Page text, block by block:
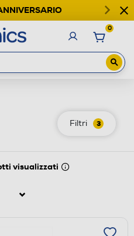
0
Filtri 3
visualizzati